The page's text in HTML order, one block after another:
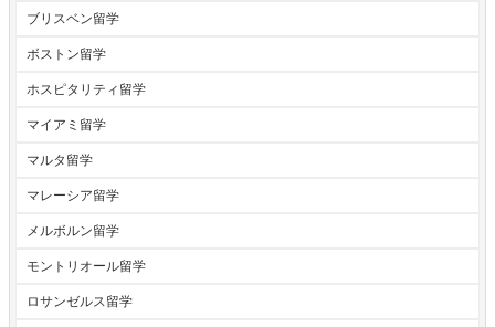
ブリスベン留学
ボストン留学
ホスピタリティ留学
マイアミ留学
マルタ留学
マレーシア留学
メルボルン留学
モントリオール留学
ロサンゼルス留学